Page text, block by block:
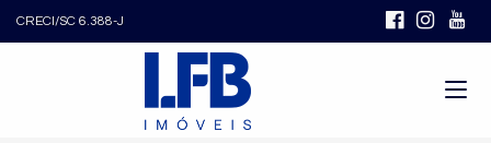
CRECI/SC 6.388-J